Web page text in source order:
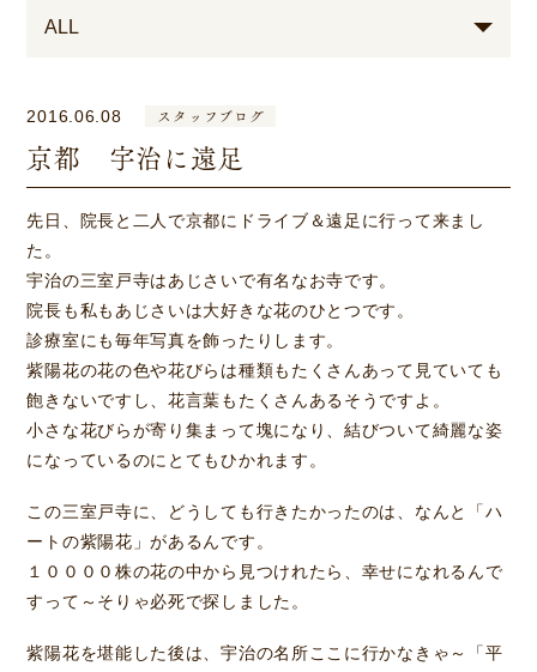
2016.06.08 スタッフブログ
京都 宇治に遠足
先日、院長と二人で京都にドライブ＆遠足に行って来まし
た。
宇治の三室戸寺はあじさいで有名なお寺です。
院長も私もあじさいは大好きな花のひとつです。
診療室にも毎年写真を飾ったりします。
紫陽花の花の色や花びらは種類もたくさんあって見ていても
飽きないですし、花言葉もたくさんあるそうですよ。
小さな花びらが寄り集まって塊になり、結びついて綺麗な姿
になっているのにとてもひかれます。
この三室戸寺に、どうしても行きたかったのは、なんと「ハ
ートの紫陽花」があるんです。
１００００株の花の中から見つけれたら、幸せになれるんで
すって～そりゃ必死で探しました。
紫陽花を堪能した後は、宇治の名所ここに行かなきゃ～「平